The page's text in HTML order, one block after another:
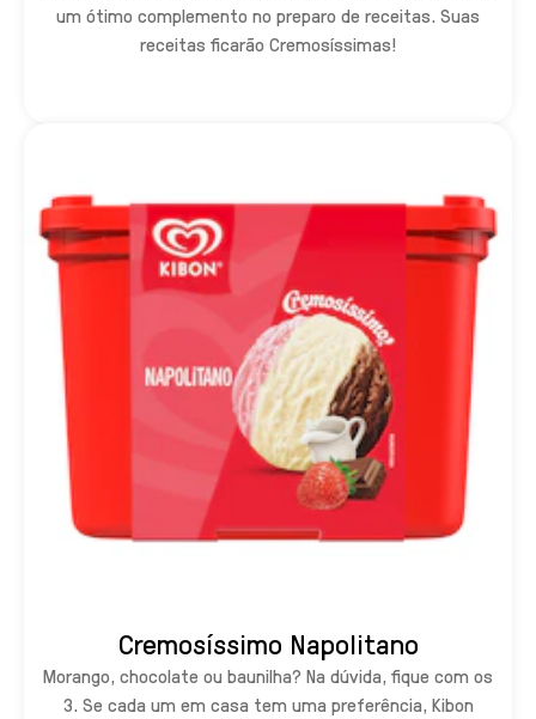
um ótimo complemento no preparo de receitas. Suas
receitas ficarão Cremosíssimas!
Cremosíssimo Napolitano
Morango, chocolate ou baunilha? Na dúvida, fique com os
3. Se cada um em casa tem uma preferência, Kibon